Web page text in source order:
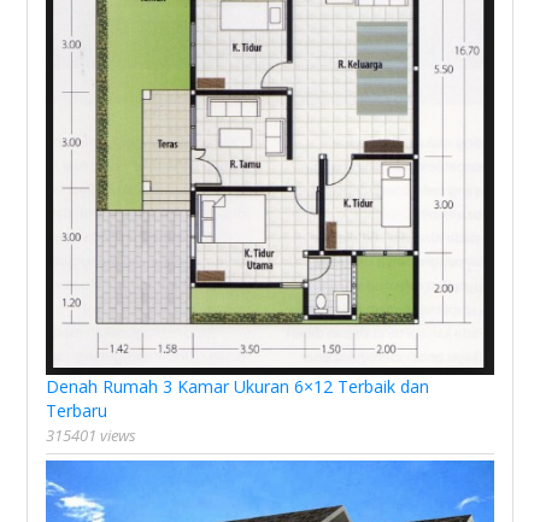
Denah Rumah 3 Kamar Ukuran 6×12 Terbaik dan
Terbaru
315401 views